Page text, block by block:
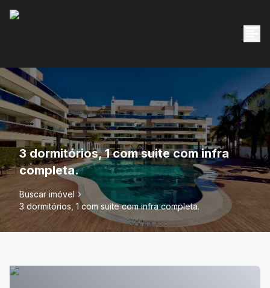
3 dormitórios, 1 com suite com infra
completa.
Buscar imóvel
3 dormitórios, 1 com suite com infra completa.